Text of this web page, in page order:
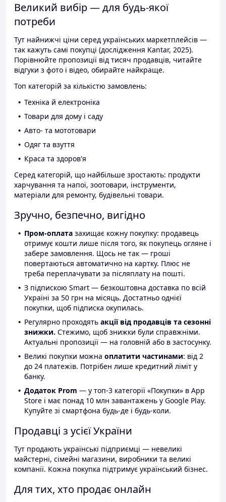
Великий вибір — для будь-якої
потреби
Тут найнижчі ціни серед українських маркетплейсів —
так кажуть самі покупці (дослідження Kantar, 2025).
Порівнюйте пропозиції від тисяч продавців, читайте
відгуки з фото і відео, обирайте найкраще.
Топ категорій за кількістю замовлень:
Техніка й електроніка
Товари для дому і саду
Авто- та мототовари
Одяг та взуття
Краса та здоров'я
Серед категорій, що найбільше зростають: продукти
харчування та напої, зоотовари, інструменти,
матеріали для ремонту, будівельні товари.
Зручно, безпечно, вигідно
Пром-оплата захищає кожну покупку: продавець
отримує кошти лише після того, як покупець огляне і
забере замовлення. Щось не так — гроші
повертаються автоматично на картку. Плюс не
треба переплачувати за післяплату на пошті.
З підпискою Smart — безкоштовна доставка по всій
Україні за 50 грн на місяць. Достатньо однієї
покупки, щоб підписка окупилась.
Регулярно проходять акції від продавців та сезонні
знижки. Стежимо, щоб знижки були справжніми.
Актуальні пропозиції — на головній або в застосунку.
Великі покупки можна оплатити частинами: від 2
до 24 платежів. Потрібен лише кредитний ліміт у
банку.
Додаток Prom — у топ-3 категорії «Покупки» в App
Store і має понад 10 млн завантажень у Google Play.
Купуйте зі смартфона будь-де і будь-коли.
Продавці з усієї України
Тут продають українські підприємці — невеликі
майстерні, сімейні магазини, виробники та великі
компанії. Кожна покупка підтримує український бізнес.
Для тих, хто продає онлайн